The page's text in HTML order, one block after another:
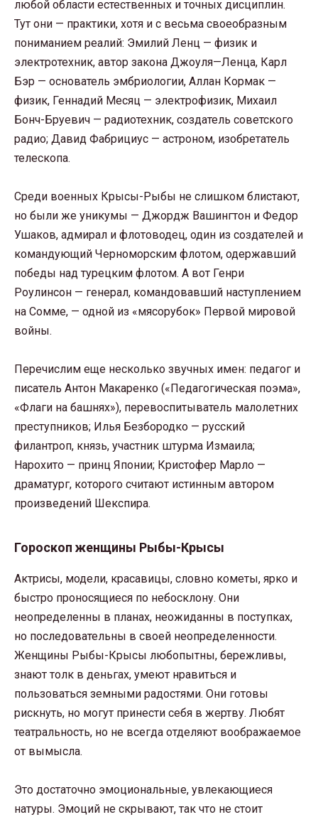
любой области естественных и точных дисциплин.
Тут они — практики, хотя и с весьма своеобразным
пониманием реалий: Эмилий Ленц — физик и
электротехник, автор закона Джоуля—Ленца, Карл
Бэр — основатель эмбриологии, Аллан Кормак —
физик, Геннадий Месяц — электрофизик, Михаил
Бонч-Бруевич — радиотехник, создатель советского
радио; Давид Фабрициус — астроном, изобретатель
телескопа.
Среди военных Крысы-Рыбы не слишком блистают,
но были же уникумы — Джордж Вашингтон и Федор
Ушаков, адмирал и флотоводец, один из создателей и
командующий Черноморским флотом, одержавший
победы над турецким флотом. А вот Генри
Роулинсон — генерал, командовавший наступлением
на Сомме, — одной из «мясорубок» Первой мировой
войны.
Перечислим еще несколько звучных имен: педагог и
писатель Антон Макаренко («Педагогическая поэма»,
«Флаги на башнях»), перевоспитыватель малолетних
преступников; Илья Безбородко — русский
филантроп, князь, участник штурма Измаила;
Нарохито — принц Японии; Кристофер Марло —
драматург, которого считают истинным автором
произведений Шекспира.
Гороскоп женщины Рыбы-Крысы
Актрисы, модели, красавицы, словно кометы, ярко и
быстро проносящиеся по небосклону. Они
неопределенны в планах, неожиданны в поступках,
но последовательны в своей неопределенности.
Женщины Рыбы-Крысы любопытны, бережливы,
знают толк в деньгах, умеют нравиться и
пользоваться земными радостями. Они готовы
рискнуть, но могут принести себя в жертву. Любят
театральность, но не всегда отделяют воображаемое
от вымысла.
Это достаточно эмоциональные, увлекающиеся
натуры. Эмоций не скрывают, так что не стоит